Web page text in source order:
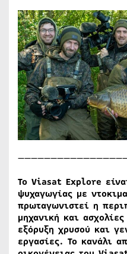
Το Viasat Explore
ψυχαγωγίας με
πρωταγωνιστεί η
μηχανική και
εξόρυξη χρυσού και
εργασίες. Το κανάλι